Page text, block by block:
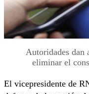
Autoridades dan
eliminar el
El vicepresidente de